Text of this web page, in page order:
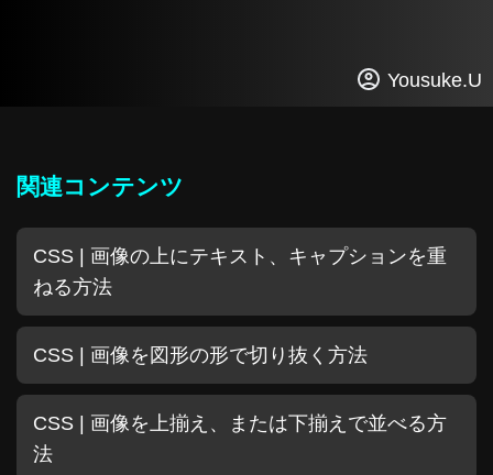
Yousuke.U
関連コンテンツ
CSS | 画像の上にテキスト、キャプションを重
ねる方法
CSS | 画像を図形の形で切り抜く方法
CSS | 画像を上揃え、または下揃えで並べる方
法